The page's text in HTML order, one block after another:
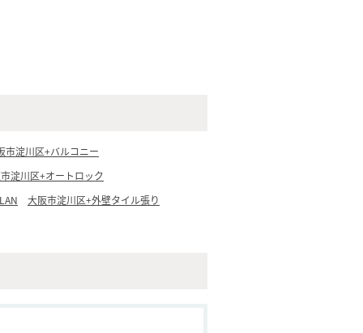
市淀川区+バルコニー
淀川区+オートロック
大阪市淀川区+外壁タイル張り